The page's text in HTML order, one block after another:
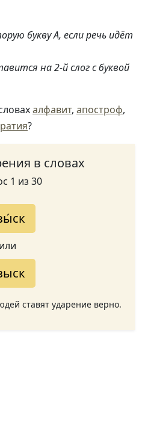
букву А, если речь идёт
на 2-й слог с буквой
алфавит, апостроф,
?
в словах
1 из 30
или
ставят ударение верно.